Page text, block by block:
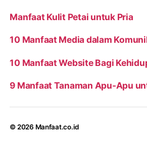
Manfaat Kulit Petai untuk Pria
10 Manfaat Media dalam
10 Manfaat Website Bagi
9 Manfaat Tanaman Apu-Apu
© 2026 Manfaat.co.id